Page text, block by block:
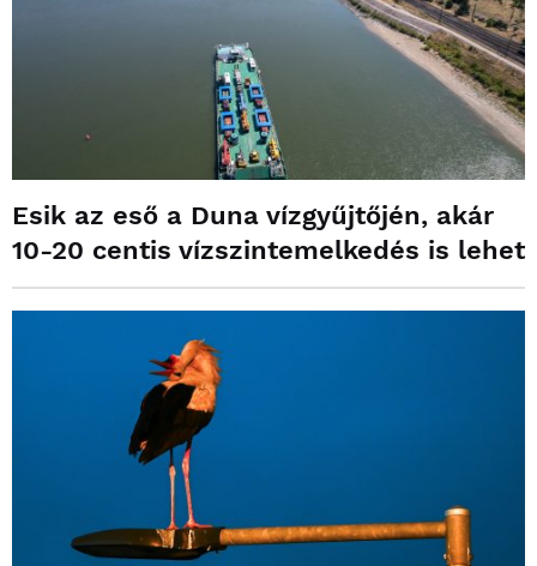
Esik az eső a Duna vízgyűjtőjén, akár
10-20 centis vízszintemelkedés is lehet